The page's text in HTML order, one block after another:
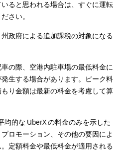
ると思われる場合は、すぐに運転
さい。
政府による追加課税の対象になる
の際、空港内駐車場の最低料金に
生する場合があります。ピーク料
り金額は最新の料金を考慮して算
均的な UberX の料金のみを示した
ロモーション、その他の要因によ
定額料金や最低料金が適用される